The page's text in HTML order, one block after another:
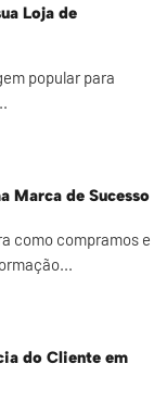
Loja de
popular para
Marca de Sucesso
como compramos e
do Cliente em